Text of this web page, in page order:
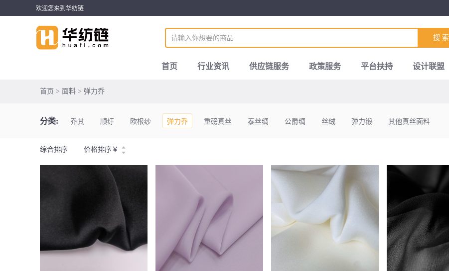
欢迎您来到华纺链
搜 索
首页 行业资讯 供应链服务 政策服务 平台扶持 设计联盟
首页 > 面料 > 弹力乔
分类: 乔其 顺纡 欧根纱 弹力乔 重磅真丝 泰丝绸 公爵绸 丝绒 弹力锻 其他真丝面料
综合排序 价格排序 ￥